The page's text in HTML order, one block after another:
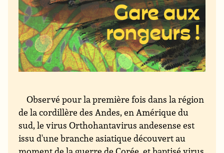
Observé pour la première fois dans la région
de la cordillère des Andes, en Amérique du
sud, le virus Orthohantavirus andesense est
issu d'une branche asiatique découvert au